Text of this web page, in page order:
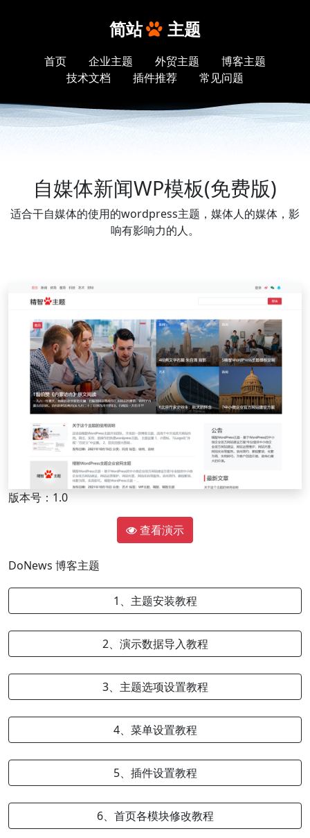
简站 主题
首页 企业主题 外贸主题
博客主题
技术文档
插件推荐 常见问题
自媒体新闻WP模板(免费版)
适合干自媒体的使用的wordpress主题，媒体人的媒体，影
响有影响力的人。
版本号：1.0
查看演示
DoNews 博客主题
1、主题安装教程
2、演示数据导入教程
3、主题选项设置教程
4、菜单设置教程
5、插件设置教程
6、首页各模块修改教程